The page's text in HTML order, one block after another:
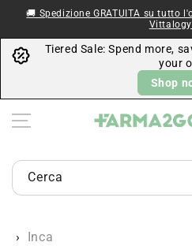
🚚 Spedizione GRATUITA su tutto
Tiered Sale: Spend more,
your
Shop
Cerca prodotti di
Inca